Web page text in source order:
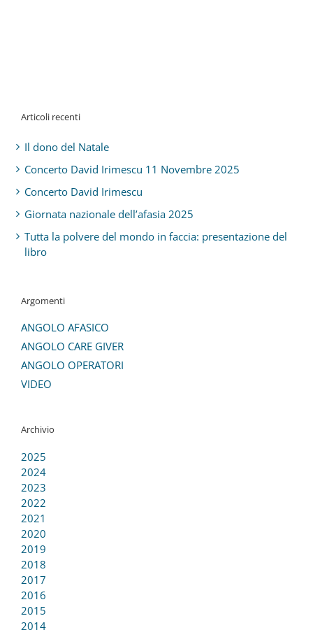
Articoli recenti
Il dono del Natale
Concerto David Irimescu 11 Novembre 2025
Concerto David Irimescu
Giornata nazionale dell’afasia 2025
Tutta la polvere del mondo in faccia: presentazione del
libro
Argomenti
ANGOLO AFASICO
ANGOLO CARE GIVER
ANGOLO OPERATORI
VIDEO
Archivio
2025
2024
2023
2022
2021
2020
2019
2018
2017
2016
2015
2014